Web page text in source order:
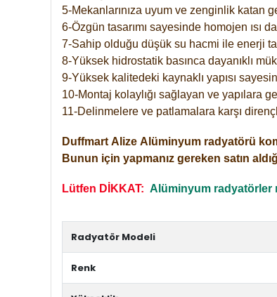
5-Mekanlarınıza uyum ve zenginlik katan
6-Özgün tasarımı sayesinde homojen ısı
7-Sahip olduğu düşük su hacmi ile enerji
8-Yüksek hidrostatik basınca dayanıklı
9-Yüksek kalitedeki kaynaklı yapısı
10-Montaj kolaylığı sağlayan ve yapılara
11-Delinmelere ve patlamalara karşı
Duffmart Alize Alüminyum radyatörü
Bunun için yapmanız gereken satın
Lütfen DİKKAT: Alüminyum radyatörler
Radyatör Modeli
Renk